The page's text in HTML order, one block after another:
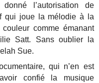
l’autorisation de
qui joue la mélodie à la
comme émanant
Satt. Sans oublier la
Sue.
qui n’en est
confié la musique